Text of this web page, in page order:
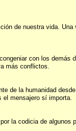
de nuestra vida.
con los demás
más conflictos.
de la humanidad
el mensajero sí importa.
la codicia de algunos